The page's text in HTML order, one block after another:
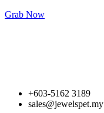
Grab Now
+603-5162 3189
sales@jewelspet.my